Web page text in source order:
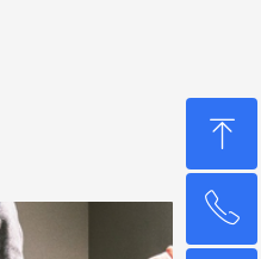
ꁸ
回到顶部
ꂅ